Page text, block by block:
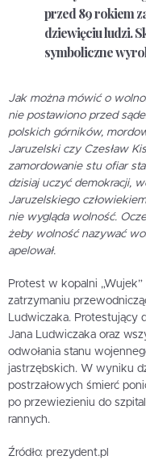
przed 89 rokiem
dziewięciu ludzi.
symboliczne
Jak można mówić o
nie postawiono przed
polskich górników,
Jaruzelski czy Czesław
zamordowanie stu ofiar
dzisiaj uczyć demokracji,
Jaruzelskiego
nie wygląda wolność.
żeby wolność nazywać
apelował.
Protest w kopalni
zatrzymaniu
Ludwiczaka. Protestujący
Jana Ludwiczaka oraz
odwołania stanu
jastrzębskich. W wyniku
postrzałowych śmierć
po przewiezieniu do
rannych.
Źródło: prezydent.pl